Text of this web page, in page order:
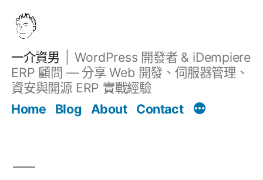
一介資男
WordPress 開發者 & iDempiere
ERP 顧問 — 分享 Web 開發、伺服器管理、
資安與開源 ERP 實戰經驗
Home
Blog About Contact
文章 Filter